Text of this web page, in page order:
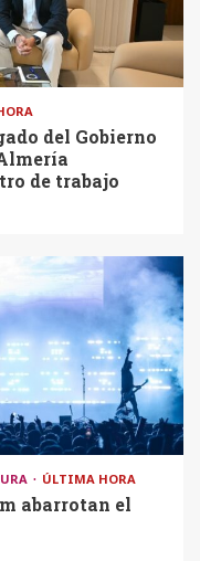
del Gobierno
de trabajo
ÚLTIMA HORA
abarrotan el